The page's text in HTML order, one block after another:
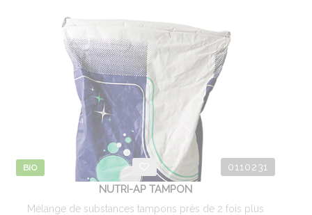
BIO 0110231
NUTRI-AP TAMPON
Mélange de substances tampons près de 2 fois plus